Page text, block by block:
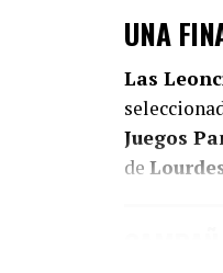
UNA
Las
Juegos
de